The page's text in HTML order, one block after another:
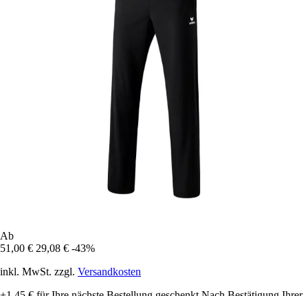
Ab
51,00 € 29,08 € -43%
inkl. MwSt. zzgl. Versandkosten